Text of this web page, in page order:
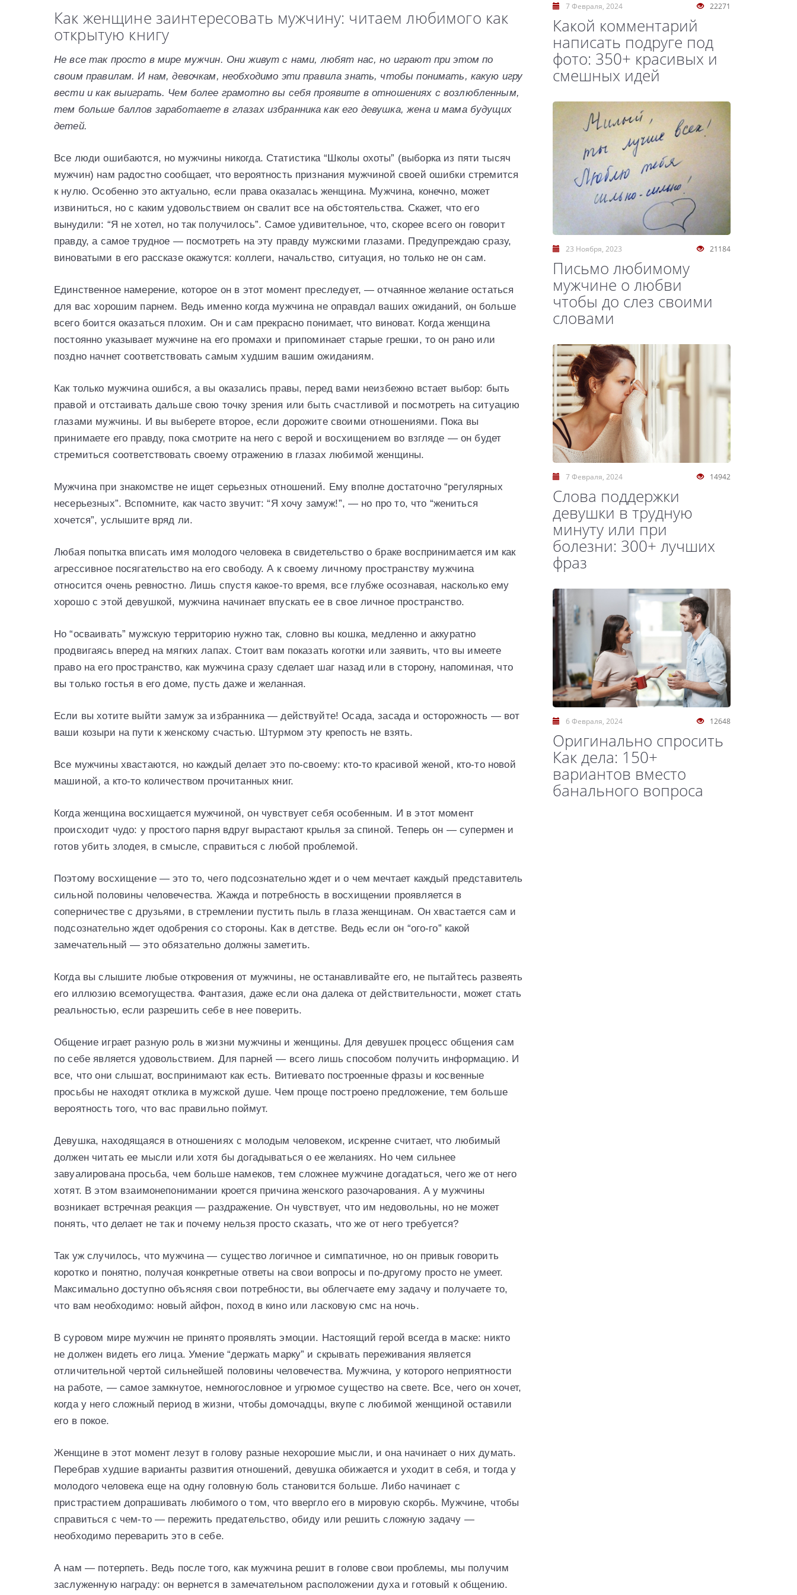
Как женщине заинтересовать мужчину: читаем любимого как
открытую книгу
Не все так просто в мире мужчин. Они живут с нами, любят нас, но играют при этом по
своим правилам. И нам, девочкам, необходимо эти правила знать, чтобы понимать, какую игру
вести и как выиграть. Чем более грамотно вы себя проявите в отношениях с возлюбленным,
тем больше баллов заработаете в глазах избранника как его девушка, жена и мама будущих
детей.
Все люди ошибаются, но мужчины никогда. Статистика “Школы охоты” (выборка из пяти тысяч
мужчин) нам радостно сообщает, что вероятность признания мужчиной своей ошибки стремится
к нулю. Особенно это актуально, если права оказалась женщина. Мужчина, конечно, может
извиниться, но с каким удовольствием он свалит все на обстоятельства. Скажет, что его
вынудили: “Я не хотел, но так получилось”. Самое удивительное, что, скорее всего он говорит
правду, а самое трудное — посмотреть на эту правду мужскими глазами. Предупреждаю сразу,
виноватыми в его рассказе окажутся: коллеги, начальство, ситуация, но только не он сам.
Единственное намерение, которое он в этот момент преследует, — отчаянное желание остаться
для вас хорошим парнем. Ведь именно когда мужчина не оправдал ваших ожиданий, он больше
всего боится оказаться плохим. Он и сам прекрасно понимает, что виноват. Когда женщина
постоянно указывает мужчине на его промахи и припоминает старые грешки, то он рано или
поздно начнет соответствовать самым худшим вашим ожиданиям.
Как только мужчина ошибся, а вы оказались правы, перед вами неизбежно встает выбор: быть
правой и отстаивать дальше свою точку зрения или быть счастливой и посмотреть на ситуацию
глазами мужчины. И вы выберете второе, если дорожите своими отношениями. Пока вы
принимаете его правду, пока смотрите на него с верой и восхищением во взгляде — он будет
стремиться соответствовать своему отражению в глазах любимой женщины.
Мужчина при знакомстве не ищет серьезных отношений. Ему вполне достаточно “регулярных
несерьезных”. Вспомните, как часто звучит: “Я хочу замуж!”, — но про то, что “жениться
хочется”, услышите вряд ли.
Любая попытка вписать имя молодого человека в свидетельство о браке воспринимается им как
агрессивное посягательство на его свободу. А к своему личному пространству мужчина
относится очень ревностно. Лишь спустя какое-то время, все глубже осознавая, насколько ему
хорошо с этой девушкой, мужчина начинает впускать ее в свое личное пространство.
Но “осваивать” мужскую территорию нужно так, словно вы кошка, медленно и аккуратно
продвигаясь вперед на мягких лапах. Стоит вам показать коготки или заявить, что вы имеете
право на его пространство, как мужчина сразу сделает шаг назад или в сторону, напоминая, что
вы только гостья в его доме, пусть даже и желанная.
Если вы хотите выйти замуж за избранника — действуйте! Осада, засада и осторожность — вот
ваши козыри на пути к женскому счастью. Штурмом эту крепость не взять.
Все мужчины хвастаются, но каждый делает это по-своему: кто-то красивой женой, кто-то новой
машиной, а кто-то количеством прочитанных книг.
Когда женщина восхищается мужчиной, он чувствует себя особенным. И в этот момент
происходит чудо: у простого парня вдруг вырастают крылья за спиной. Теперь он — супермен и
готов убить злодея, в смысле, справиться с любой проблемой.
Поэтому восхищение — это то, чего подсознательно ждет и о чем мечтает каждый представитель
сильной половины человечества. Жажда и потребность в восхищении проявляется в
соперничестве с друзьями, в стремлении пустить пыль в глаза женщинам. Он хвастается сам и
подсознательно ждет одобрения со стороны. Как в детстве. Ведь если он “ого-го” какой
замечательный — это обязательно должны заметить.
Когда вы слышите любые откровения от мужчины, не останавливайте его, не пытайтесь развеять
его иллюзию всемогущества. Фантазия, даже если она далека от действительности, может стать
реальностью, если разрешить себе в нее поверить.
Общение играет разную роль в жизни мужчины и женщины. Для девушек процесс общения сам
по себе является удовольствием. Для парней — всего лишь способом получить информацию. И
все, что они слышат, воспринимают как есть. Витиевато построенные фразы и косвенные
просьбы не находят отклика в мужской душе. Чем проще построено предложение, тем больше
вероятность того, что вас правильно поймут.
Девушка, находящаяся в отношениях с молодым человеком, искренне считает, что любимый
должен читать ее мысли или хотя бы догадываться о ее желаниях. Но чем сильнее
завуалирована просьба, чем больше намеков, тем сложнее мужчине догадаться, чего же от него
хотят. В этом взаимонепонимании кроется причина женского разочарования. А у мужчины
возникает встречная реакция — раздражение. Он чувствует, что им недовольны, но не может
понять, что делает не так и почему нельзя просто сказать, что же от него требуется?
Так уж случилось, что мужчина — существо логичное и симпатичное, но он привык говорить
коротко и понятно, получая конкретные ответы на свои вопросы и по-другому просто не умеет.
Максимально доступно объясняя свои потребности, вы облегчаете ему задачу и получаете то,
что вам необходимо: новый айфон, поход в кино или ласковую смс на ночь.
В суровом мире мужчин не принято проявлять эмоции. Настоящий герой всегда в маске: никто
не должен видеть его лица. Умение “держать марку” и скрывать переживания является
отличительной чертой сильнейшей половины человечества. Мужчина, у которого неприятности
на работе, — самое замкнутое, немногословное и угрюмое существо на свете. Все, чего он хочет,
когда у него сложный период в жизни, чтобы домочадцы, вкупе с любимой женщиной оставили
его в покое.
Женщине в этот момент лезут в голову разные нехорошие мысли, и она начинает о них думать.
Перебрав худшие варианты развития отношений, девушка обижается и уходит в себя, и тогда у
молодого человека еще на одну головную боль становится больше. Либо начинает с
пристрастием допрашивать любимого о том, что ввергло его в мировую скорбь. Мужчине, чтобы
справиться с чем-то — пережить предательство, обиду или решить сложную задачу —
необходимо переварить это в себе.
А нам — потерпеть. Ведь после того, как мужчина решит в голове свои проблемы, мы получим
заслуженную награду: он вернется в замечательном расположении духа и готовый к общению.
22271
7 Февраля, 2024
Какой комментарий
написать подруге под
фото: 350+ красивых и
смешных идей
21184
23 Ноября, 2023
Письмо любимому
мужчине о любви
чтобы до слез своими
словами
14942
7 Февраля, 2024
Слова поддержки
девушки в трудную
минуту или при
болезни: 300+ лучших
фраз
12648
6 Февраля, 2024
Оригинально спросить
Как дела: 150+
вариантов вместо
банального вопроса